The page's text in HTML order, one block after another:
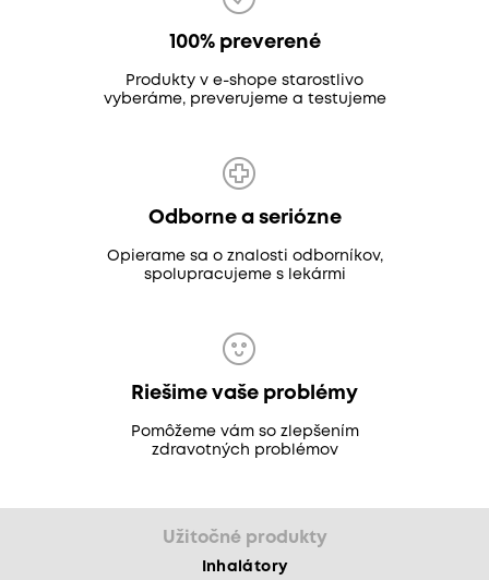
100% preverené
Produkty v e-shope starostlivo
vyberáme, preverujeme a testujeme
Odborne a seriózne
Opierame sa o znalosti odborníkov,
spolupracujeme s lekármi
Riešime vaše problémy
Pomôžeme vám so zlepšením
zdravotných problémov
Užitočné produkty
Inhalátory